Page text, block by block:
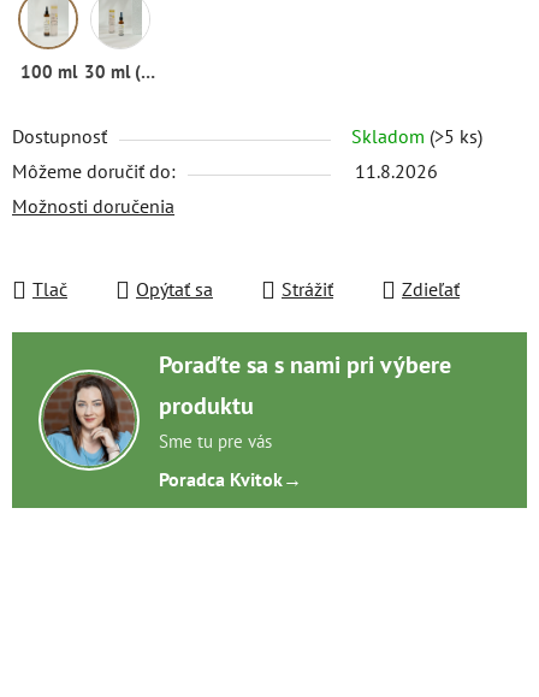
100 ml 30 ml (rozprašovač)
Dostupnosť Skladom (>5 ks)
Môžeme doručiť do:
11.8.2026
Možnosti doručenia
Tlač Opýtať sa Strážiť Zdieľať
Poraďte sa s nami pri výbere
produktu
Sme tu pre vás
Poradca Kvitok→